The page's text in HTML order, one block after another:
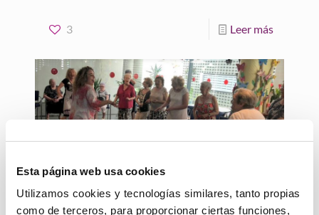
Esta página web usa cookies
Utilizamos cookies y tecnologías similares, tanto propias
como de terceros, para proporcionar ciertas funciones,
3 Leer más
25 enero, 2019